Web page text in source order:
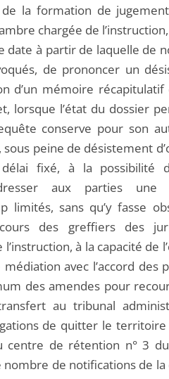
la formation de
chargée de
date à partir de laquelle de
de prononcer un
d’un mémoire récapitulatif
lorsque l’état du dossier
conserve pour son
peine de désistement
fixé, à la possibilité
aux parties une
limités, sans qu’y fasse
des greffiers des
à la capacité de
avec l’accord des
des amendes pour
au tribunal
de quitter le territoire
centre de rétention n° 3
de notifications de la